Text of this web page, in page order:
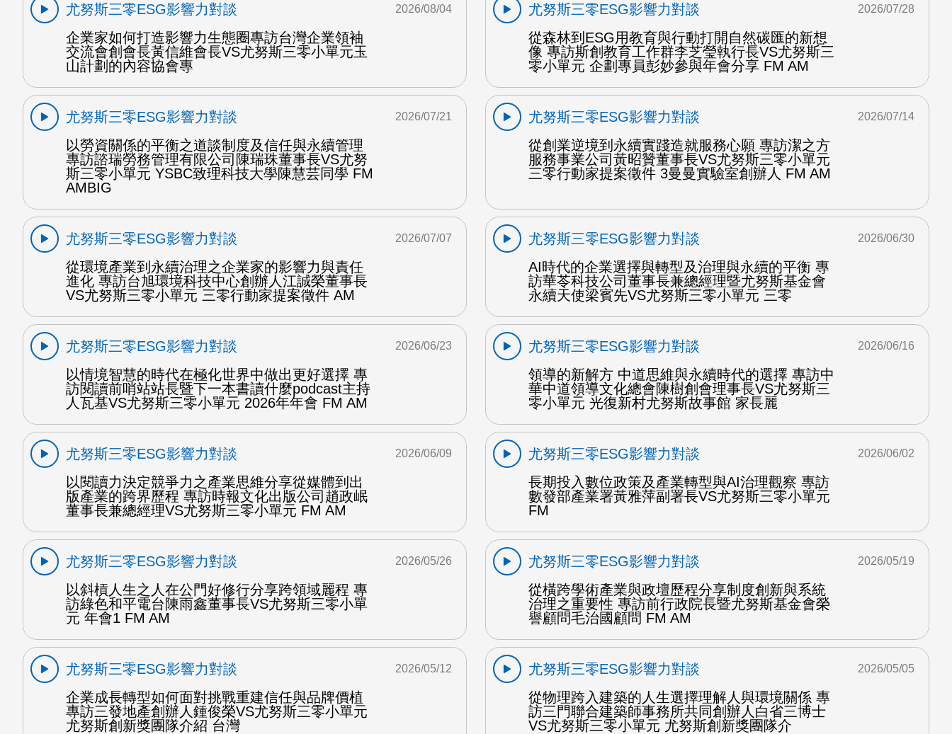
尤努斯三零ESG影響力對談
企業家如何打造影響力生態圈專訪台灣企業領袖
交流會創會長黃信維會長VS尤努斯三零小單元玉
山計劃的內容協會專
2026/08/04
尤努斯三零ESG影響力對談
從森林到ESG用教育與行動打開自然碳匯的新想
像 專訪斯創教育工作群李芝瑩執行長VS尤努斯三
零小單元 企劃專員彭妙參與年會分享 FM AM
2026/07/28
尤努斯三零ESG影響力對談
以勞資關係的平衡之道談制度及信任與永續管理
專訪諮瑞勞務管理有限公司陳瑞珠董事長VS尤努
斯三零小單元 YSBC致理科技大學陳慧芸同學 FM
AMBIG
2026/07/21
尤努斯三零ESG影響力對談
從創業逆境到永續實踐造就服務心願 專訪潔之方
服務事業公司黃昭贊董事長VS尤努斯三零小單元
三零行動家提案徵件 3曼曼實驗室創辦人 FM AM
2026/07/14
尤努斯三零ESG影響力對談
從環境產業到永續治理之企業家的影響力與責任
進化 專訪台旭環境科技中心創辦人江誠榮董事長
VS尤努斯三零小單元 三零行動家提案徵件 AM
2026/07/07
尤努斯三零ESG影響力對談
AI時代的企業選擇與轉型及治理與永續的平衡 專
訪華苓科技公司董事長兼總經理暨尤努斯基金會
永續天使梁賓先VS尤努斯三零小單元 三零
2026/06/30
尤努斯三零ESG影響力對談
以情境智慧的時代在極化世界中做出更好選擇 專
訪閱讀前哨站站長暨下一本書讀什麼podcast主持
人瓦基VS尤努斯三零小單元 2026年年會 FM AM
2026/06/23
尤努斯三零ESG影響力對談
領導的新解方 中道思維與永續時代的選擇 專訪中
華中道領導文化總會陳樹創會理事長VS尤努斯三
零小單元 光復新村尤努斯故事館 家長麗
2026/06/16
尤努斯三零ESG影響力對談
以閱讀力決定競爭力之產業思維分享從媒體到出
版產業的跨界歷程 專訪時報文化出版公司趙政岷
董事長兼總經理VS尤努斯三零小單元 FM AM
2026/06/09
尤努斯三零ESG影響力對談
長期投入數位政策及產業轉型與AI治理觀察 專訪
數發部產業署黃雅萍副署長VS尤努斯三零小單元
FM
2026/06/02
尤努斯三零ESG影響力對談
以斜槓人生之人在公門好修行分享跨領域麗程 專
訪綠色和平電台陳雨鑫董事長VS尤努斯三零小單
元 年會1 FM AM
2026/05/26
尤努斯三零ESG影響力對談
從橫跨學術產業與政壇歷程分享制度創新與系統
治理之重要性 專訪前行政院長暨尤努斯基金會榮
譽顧問毛治國顧問 FM AM
2026/05/19
尤努斯三零ESG影響力對談
企業成長轉型如何面對挑戰重建信任與品牌價植
專訪三發地產創辦人鍾俊榮VS尤努斯三零小單元
尤努斯創新獎團隊介紹 台灣
2026/05/12
尤努斯三零ESG影響力對談
從物理跨入建築的人生選擇理解人與環境關係 專
訪三門聯合建築師事務所共同創辦人白省三博士
VS尤努斯三零小單元 尤努斯創新獎團隊介
2026/05/05